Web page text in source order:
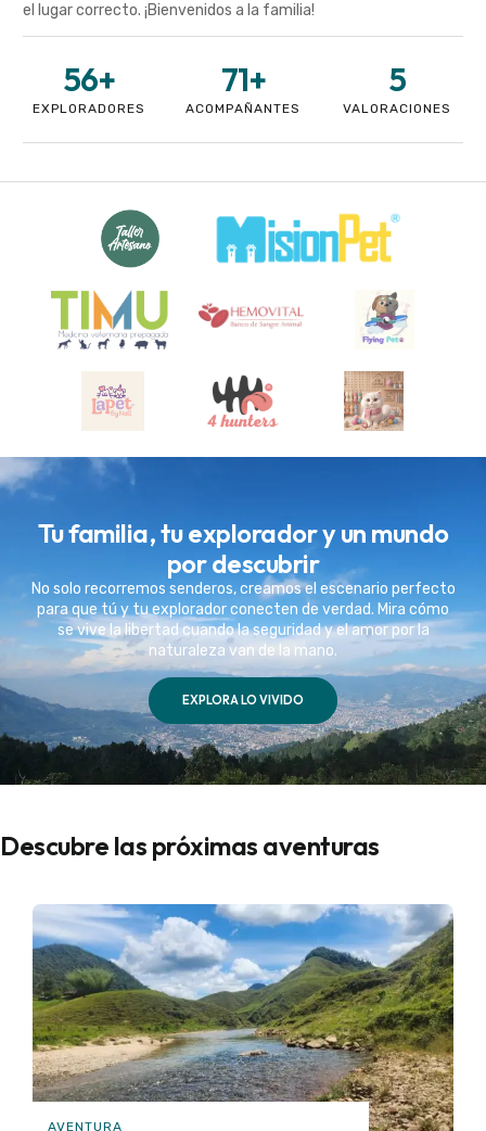
el lugar correcto. ¡Bienvenidos a la familia!
EXPLORADORES
56+
ACOMPAÑANTES
71+
VALORACIONES
5
Tu familia, tu explorador y un mundo
por descubrir
No solo recorremos senderos, creamos el escenario perfecto
para que tú y tu explorador conecten de verdad. Mira cómo
se vive la libertad cuando la seguridad y el amor por la
naturaleza van de la mano.
EXPLORA LO VIVIDO
Descubre las próximas aventuras
AVENTURA